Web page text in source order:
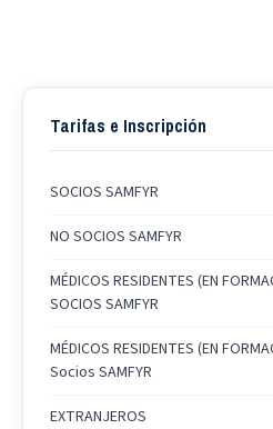
Tarifas e Inscripción
SOCIOS SAMFYR
NO SOCIOS SAMFYR
MÉDICOS RESIDENTES (EN
SOCIOS SAMFYR
MÉDICOS RESIDENTES (EN
Socios SAMFYR
EXTRANJEROS